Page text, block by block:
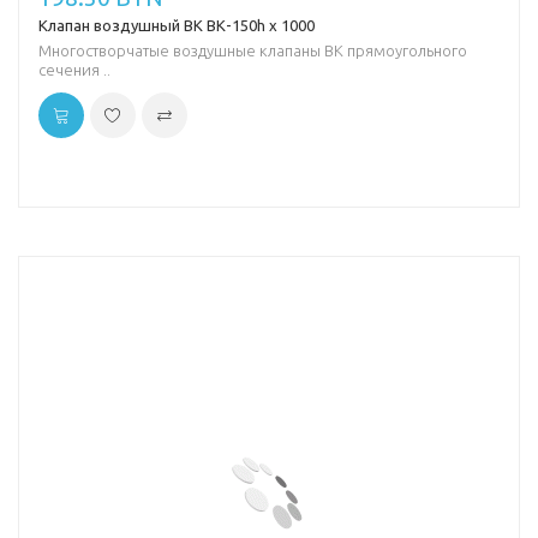
Клапан воздушный ВК ВК-150h х 1000
Многостворчатые воздушные клапаны ВК прямоугольного
сечения ..